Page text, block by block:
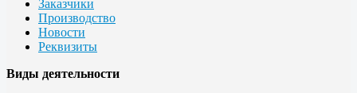
Заказчики
Производство
Новости
Реквизиты
Виды деятельности